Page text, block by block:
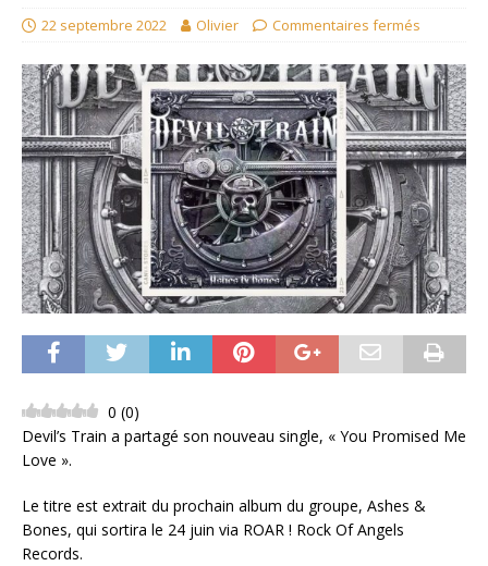
22 septembre 2022 Olivier Commentaires fermés
0 (0)
Devil’s Train a partagé son nouveau single, « You Promised Me
Love ».
Le titre est extrait du prochain album du groupe, Ashes &
Bones, qui sortira le 24 juin via ROAR ! Rock Of Angels
Records.